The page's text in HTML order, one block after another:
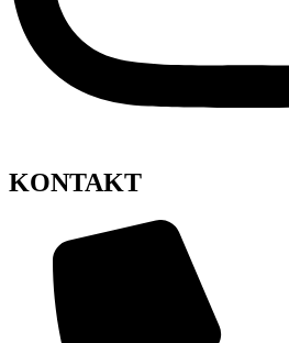
KONTAKT